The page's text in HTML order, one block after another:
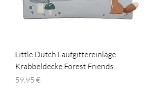
Little Dutch Laufgittereinlage
Krabbeldecke Forest Friends
Preis
59,95 €